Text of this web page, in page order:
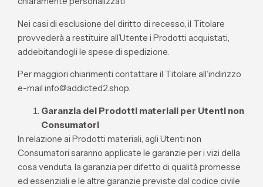
Nei casi di esclusione del diritto di recesso, il Titolare
provvederà a restituire all’Utente i Prodotti acquistati,
addebitandogli le spese di spedizione.
Per maggiori chiarimenti contattare il Titolare all’indirizzo
e-mail info@addicted2.shop.
Garanzia dei Prodotti materiali per Utenti non
Consumatori
In relazione ai Prodotti materiali, agli Utenti non
Consumatori saranno applicate le garanzie per i vizi della
cosa venduta, la garanzia per difetto di qualità promesse
ed essenziali e le altre garanzie previste dal codice civile